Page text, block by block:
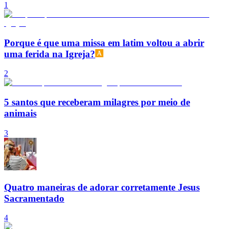
1
Porque é que uma missa em latim voltou a abrir
uma ferida na Igreja?
2
5 santos que receberam milagres por meio de
animais
3
Quatro maneiras de adorar corretamente Jesus
Sacramentado
4